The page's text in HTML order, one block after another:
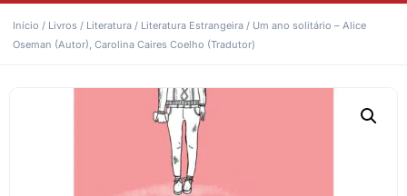
Início / Livros / Literatura / Literatura Estrangeira / Um ano solitário – Alice
Oseman (Autor), Carolina Caires Coelho (Tradutor)